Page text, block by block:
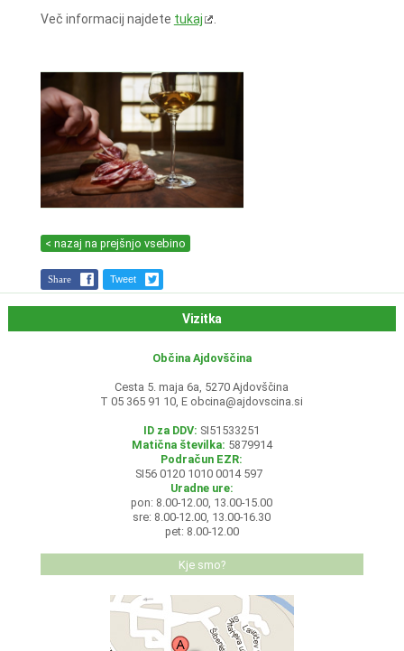
Več informacij najdete tukaj
< nazaj na prejšnjo vsebino
Share Tweet
Vizitka
Občina Ajdovščina
Cesta 5. maja 6a, 5270 Ajdovščina
T 05 365 91 10, E obcina@ajdovscina.si
ID za DDV: SI51533251
Matična številka: 5879914
Podračun EZR:
SI56 0120 1010 0014 597
Uradne ure:
pon: 8.00-12.00, 13.00-15.00
sre: 8.00-12.00, 13.00-16.30
pet: 8.00-12.00
Kje smo?